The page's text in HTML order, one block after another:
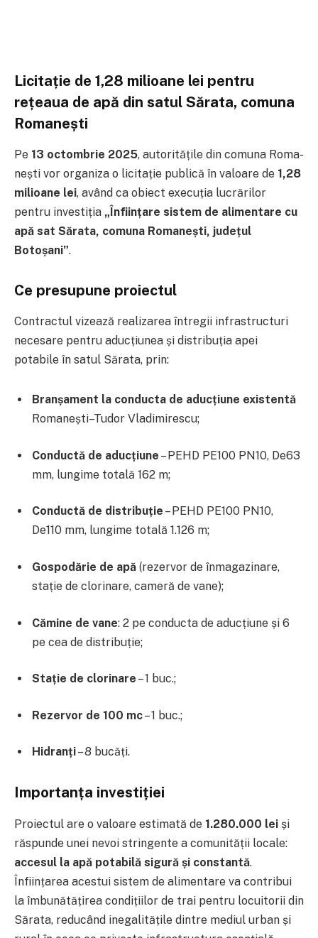
Licitație de 1,28 milioane lei pentru
rețeaua de apă din satul Sărata, comuna
Roma­nești
Pe 13 octombrie 2025, autoritățile din comuna Roma­
nești vor organiza o licitație publică în valoare de 1,28
milioane lei, având ca obiect execuția lucrărilor
pentru investiția „Înființare sistem de alimentare cu
apă sat Sărata, comuna Roma­nești, județul
Botoșani”.
Ce presupune proiectul
Contractul vizează realizarea întregii infrastructuri
necesare pentru aducțiunea și distribuția apei
potabile în satul Sărata, prin:
Branșament la conducta de aducțiune existentă
Roma­nești–Tudor Vladimirescu;
Conductă de aducțiune – PEHD PE100 PN10, De63
mm, lungime totală 162 m;
Conductă de distribuție – PEHD PE100 PN10,
De110 mm, lungime totală 1.126 m;
Gospodărie de apă (rezervor de înmagazinare,
stație de clorinare, cameră de vane);
Cămine de vane: 2 pe conducta de aducțiune și 6
pe cea de distribuție;
Stație de clorinare – 1 buc.;
Rezervor de 100 mc– 1 buc.;
Hidranți– 8 bucăți.
Importanța investiției
Proiectul are o valoare estimată de 1.280.000 lei și
răspunde unei nevoi stringente a comunității locale:
accesul la apă potabilă sigură și constantă.
Înființarea acestui sistem de alimentare va contribui
la îmbunătățirea condițiilor de trai pentru locuitorii din
Sărata, reducând inegalitățile dintre mediul urban și